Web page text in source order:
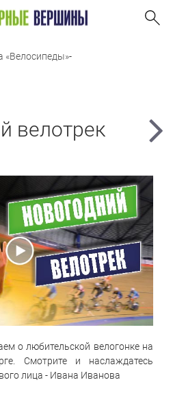
«Велосипеды»-
велотрек
о любительской велогонке на
Смотрите и наслаждатесь
лица - Ивана Иванова